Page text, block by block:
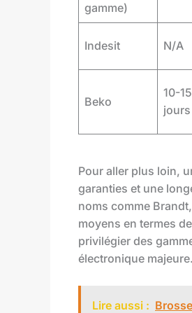
gamme)
Indesit N/A
Beko
10-15
jours
Pour aller plus loin,
garanties et une
noms comme
moyens en termes
privilégier des
électronique majeure.
Lire aussi :